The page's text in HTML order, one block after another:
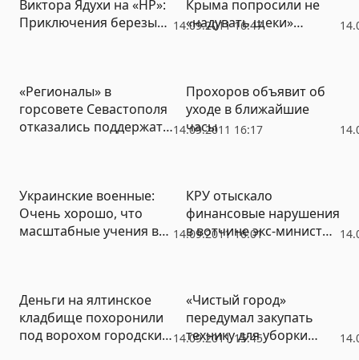
14.09.2011 16:47
Виктора Ядухи на «НР»:
Приключения березы
Крыма попросили не
«надувать щеки»
14.09.2011 16:17
«Регионалы» в
горсовете Севастополя
отказались поддержать
Прохоров объявит об
уходе в ближайшие
часы
14.09.2011 16:01
Украинские военные:
Очень хорошо, что
масштабные учения в
КРУ отыскало
финансовые нарушения
в вотчине экс-министра
14.09.2011 15:45
Деньги на ялтинское
кладбище похоронили
под ворохом городских
«Чистый город»
передумал закупать
технику для уборки